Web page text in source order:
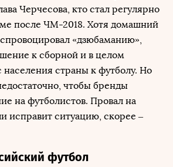
Черчесова, кто стал регулярно
после ЧМ-2018. Хотя домашний
«дзюбаманию»,
к сборной и в целом
страны к футболу. Но
чтобы бренды
на футболистов. Провал на
исправит ситуацию, скорее –
футбол